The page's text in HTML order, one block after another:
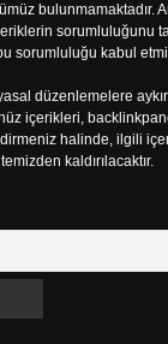
bulunmamaktadır.
sorumluluğunu
sorumluluğu kabul
düzenlemelere
içerikleri,
halinde, ilgili
kaldırılacaktır.